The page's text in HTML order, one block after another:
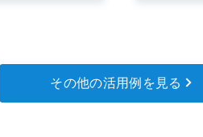
その他の活用例を見る